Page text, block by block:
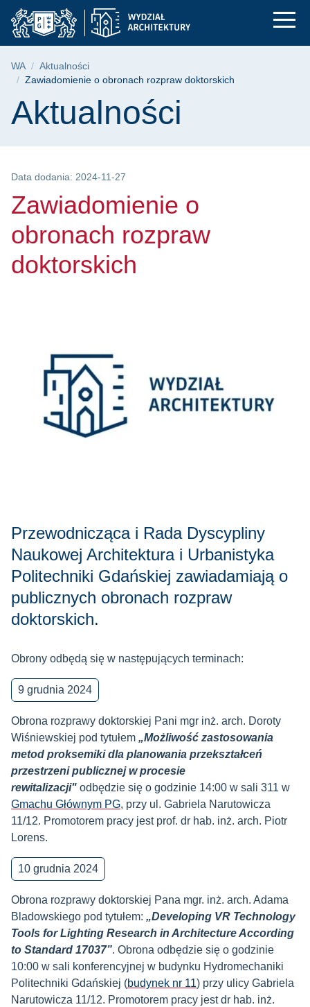
Przejdź
do
menu
Przejdź
do
wyszukiwarki
Przejdź
do
treści
Zawiadomienie o
Ścieżka nawigacyjna
WA
Aktualności
Zawiadomienie o obronach rozpraw doktorskich
Treść strony
Aktualności
Data dodania: 2024-11-27
Zawiadomienie o
obronach rozpraw
doktorskich
Przewodnicząca i Rada Dyscypliny
Naukowej Architektura i Urbanistyka
Politechniki Gdańskiej zawiadamiają o
publicznych obronach rozpraw
doktorskich.
Obrony odbędą się w następujących terminach:
9 grudnia 2024
Obrona rozprawy doktorskiej Pani mgr inż. arch. Doroty
Wiśniewskiej pod tytułem „Możliwość zastosowania
metod proksemiki dla planowania przekształceń
przestrzeni publicznej w procesie
rewitalizacji" odbędzie się o godzinie 14:00 w sali 311 w
Gmachu Głównym PG, przy ul. Gabriela Narutowicza
11/12. Promotorem pracy jest prof. dr hab. inż. arch. Piotr
Lorens.
10 grudnia 2024
Obrona rozprawy doktorskiej Pana mgr. inż. arch. Adama
Bladowskiego pod tytułem: „Developing VR Technology
Tools for Lighting Research in Architecture According
to Standard 17037”. Obrona odbędzie się o godzinie
10:00 w sali konferencyjnej w budynku Hydromechaniki
Politechniki Gdańskiej (budynek nr 11) przy ulicy Gabriela
Narutowicza 11/12. Promotorem pracy jest dr hab. inż.